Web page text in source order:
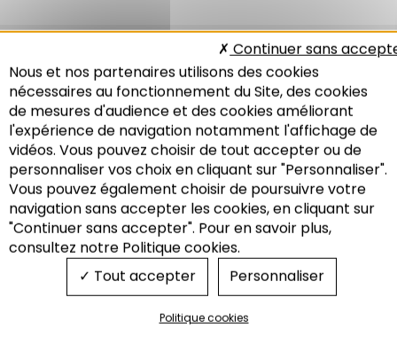
Recherche
Sur le même thème
7 agences Grand Est
Economie
Nous et nos partenaires utilisons des cookies
nécessaires au fonctionnement du Site, des cookies
de mesures d'audience et des cookies améliorant
l'expérience de navigation notamment l'affichage de
vidéos. Vous pouvez choisir de tout accepter ou de
personnaliser vos choix en cliquant sur "Personnaliser".
Vous pouvez également choisir de poursuivre votre
navigation sans accepter les cookies, en cliquant sur
"Continuer sans accepter". Pour en savoir plus,
consultez notre Politique cookies.
Tout accepter
Continuer sans
Personnaliser
Politique cookies